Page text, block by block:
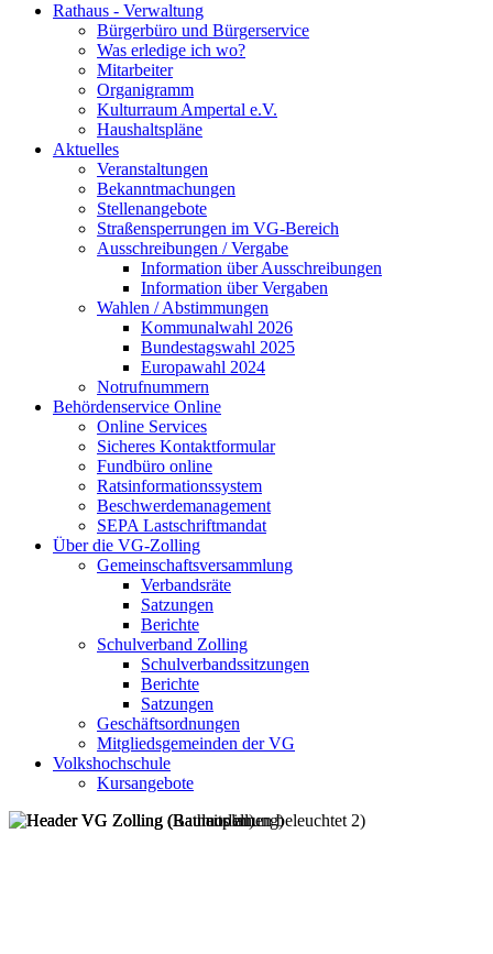
Rathaus - Verwaltung
Bürgerbüro und Bürgerservice
Was erledige ich wo?
Mitarbeiter
Organigramm
Kulturraum Ampertal e.V.
Haushaltspläne
Aktuelles
Veranstaltungen
Bekanntmachungen
Stellenangebote
Straßensperrungen im VG-Bereich
Ausschreibungen / Vergabe
Information über Ausschreibungen
Information über Vergaben
Wahlen / Abstimmungen
Kommunalwahl 2026
Bundestagswahl 2025
Europawahl 2024
Notrufnummern
Behördenservice Online
Online Services
Sicheres Kontaktformular
Fundbüro online
Ratsinformationssystem
Beschwerdemanagement
SEPA Lastschriftmandat
Über die VG-Zolling
Gemeinschaftsversammlung
Verbandsräte
Satzungen
Berichte
Schulverband Zolling
Schulverbandssitzungen
Berichte
Satzungen
Geschäftsordnungen
Mitgliedsgemeinden der VG
Volkshochschule
Kursangebote